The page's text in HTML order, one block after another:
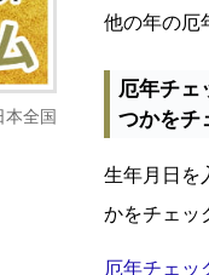
本全国
他の年の厄
厄年チェ
つかをチ
生年月日を
かをチェッ
厄年チェ